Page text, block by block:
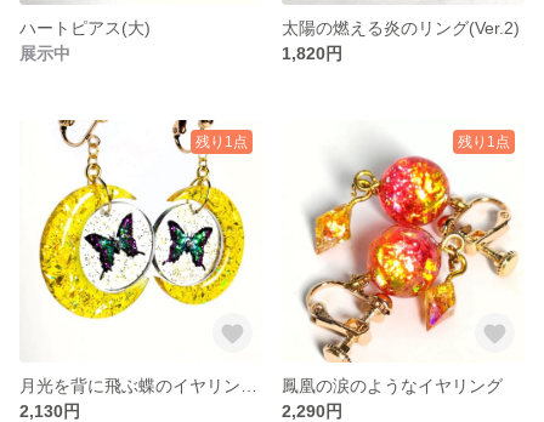
ハートピアス(大)
展示中
太陽の燃える炎のリング(Ver.2)
1,820円
残り1点
2,130円
残り1点
鳳凰の涙のようなイヤリング
2,290円